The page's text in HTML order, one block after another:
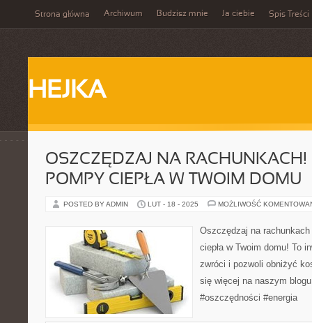
Strona główna Archiwum Budzisz mnie Ja ciebie Spis Treści
HEJKA
OSZCZĘDZAJ NA
POMPY CIEPŁA W TWOIM DOMU
POSTED BY ADMIN LUT - 18 - 2025 MOŻLIWOŚĆ
Oszczędzaj na
ciepła w Twoim domu! To
zwróci i pozwoli obniżyć
się więcej na naszym
#oszczędności #energia